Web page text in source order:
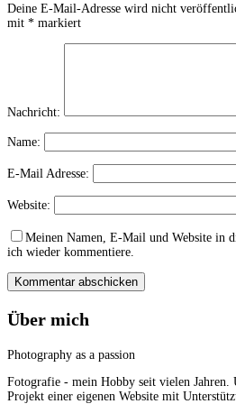
Deine E-Mail-Adresse wird nicht
mit * markiert
Nachricht:
Name:
E-Mail Adresse:
Website:
Meinen Namen, E-Mail und Website in
ich wieder kommentiere.
Über mich
Photography as a passion
Fotografie - mein Hobby seit vielen Jahren.
Projekt einer eigenen Website mit